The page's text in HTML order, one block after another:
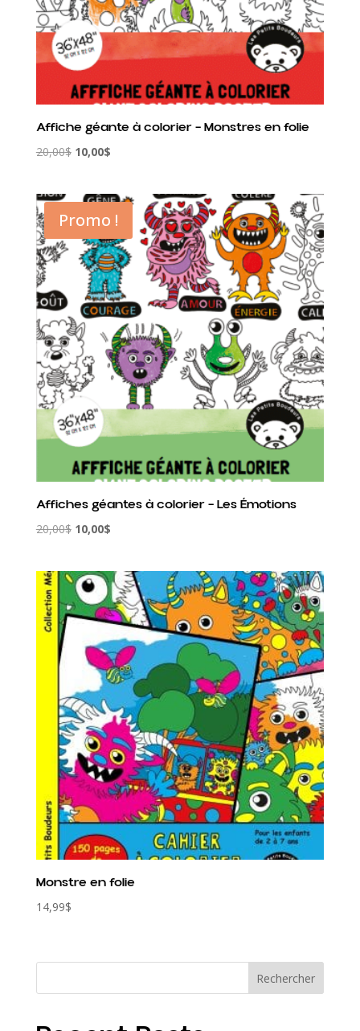
Affiche géante à colorier – Monstres en folie
20,00$ Le
était :
20,00$.
10,00$Le
est :
10,00$.
Promo !
Affiches géantes à colorier – Les Émotions
20,00$ Le
était :
20,00$.
10,00$Le
est :
10,00$.
Monstre en folie
14,99$
Rechercher